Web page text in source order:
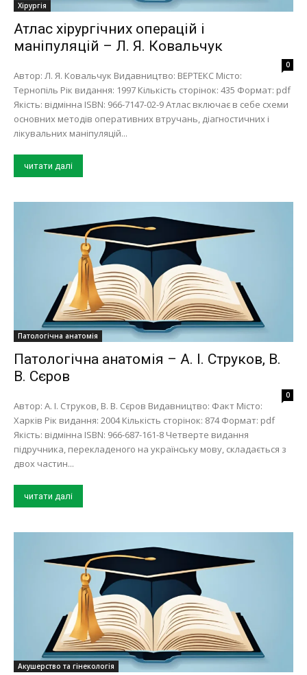
Хірургія
Атлас хірургічних операцій і
маніпуляцій – Л. Я. Ковальчук
0
Автор: Л. Я. Ковальчук Видавництво: ВЕРТЕКС Місто:
Тернопіль Рік видання: 1997 Кількість сторінок: 435 Формат: pdf
Якість: відмінна ISBN: 966-7147-02-9 Атлас включає в себе схеми
основних методів оперативних втручань, діагностичних і
лікувальних маніпуляцій...
читати далі
Патологічна анатомія
Патологічна анатомія – А. І. Струков, В.
В. Сєров
0
Автор: А. І. Струков, В. В. Сєров Видавництво: Факт Місто:
Харків Рік видання: 2004 Кількість сторінок: 874 Формат: pdf
Якість: відмінна ISBN: 966-687-161-8 Четверте видання
підручника, перекладеного на українську мову, складається з
двох частин...
читати далі
Акушерство та гінекологія